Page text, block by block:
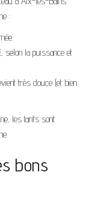
:
selon la puissance et
très douce (et bien
les tarifs sont
bons